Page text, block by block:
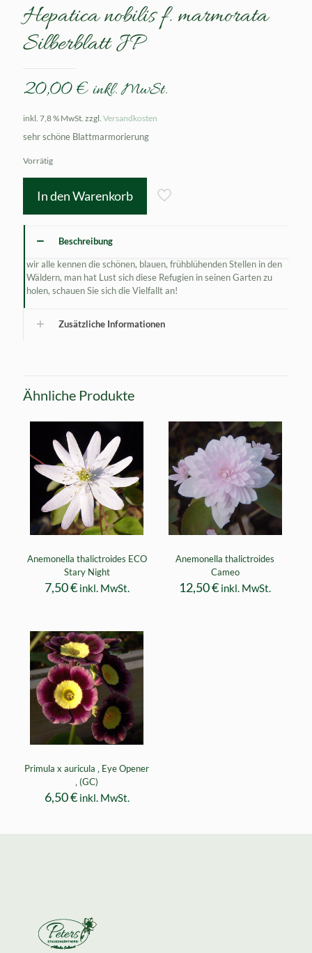
Hepatica nobilis f. marmorata
Silberblatt JP
20,00€ inkl. MwSt.
inkl. 7,8 % MwSt. zzgl. Versandkosten
sehr schöne Blattmarmorierung
Vorrätig
In den Warenkorb
Beschreibung
wir alle kennen die schönen, blauen, frühblühenden Stellen in den
Wäldern, man hat Lust sich diese Refugien in seinen Garten zu
holen, schauen Sie sich die Vielfallt an!
Zusätzliche Informationen
Ähnliche Produkte
Anemonella thalictroides ECO
Stary Night
7,50€ inkl. MwSt.
Anemonella thalictroides
Cameo
12,50€ inkl. MwSt.
Primula x auricula ‚ Eye Opener
‚ (GC)
6,50€ inkl. MwSt.